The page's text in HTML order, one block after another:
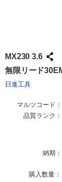
MX230 3.6
無限リード
日進工具
マルツコード：
品質ランク：
納期：
購入数量